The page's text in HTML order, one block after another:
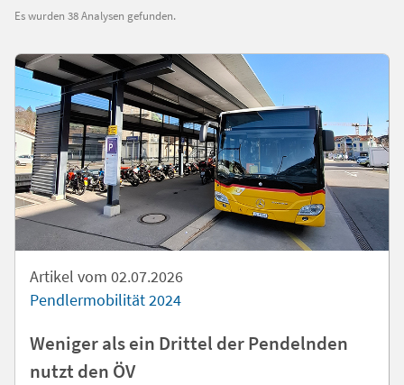
Es wurden 38 Analysen gefunden.
Artikel vom 02.07.2026
Pendlermobilität 2024
Weniger als ein Drittel der Pendelnden
nutzt den ÖV